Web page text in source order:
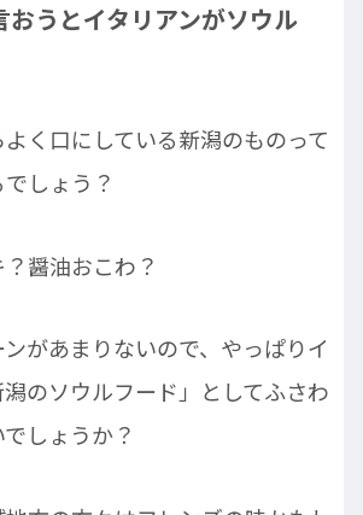
おうとイタリアンがソウル
く口にしている新潟のものって
しょう？
醤油おこわ？
があまりないので、やっぱりイ
のソウルフード」としてふさわ
しょうか？